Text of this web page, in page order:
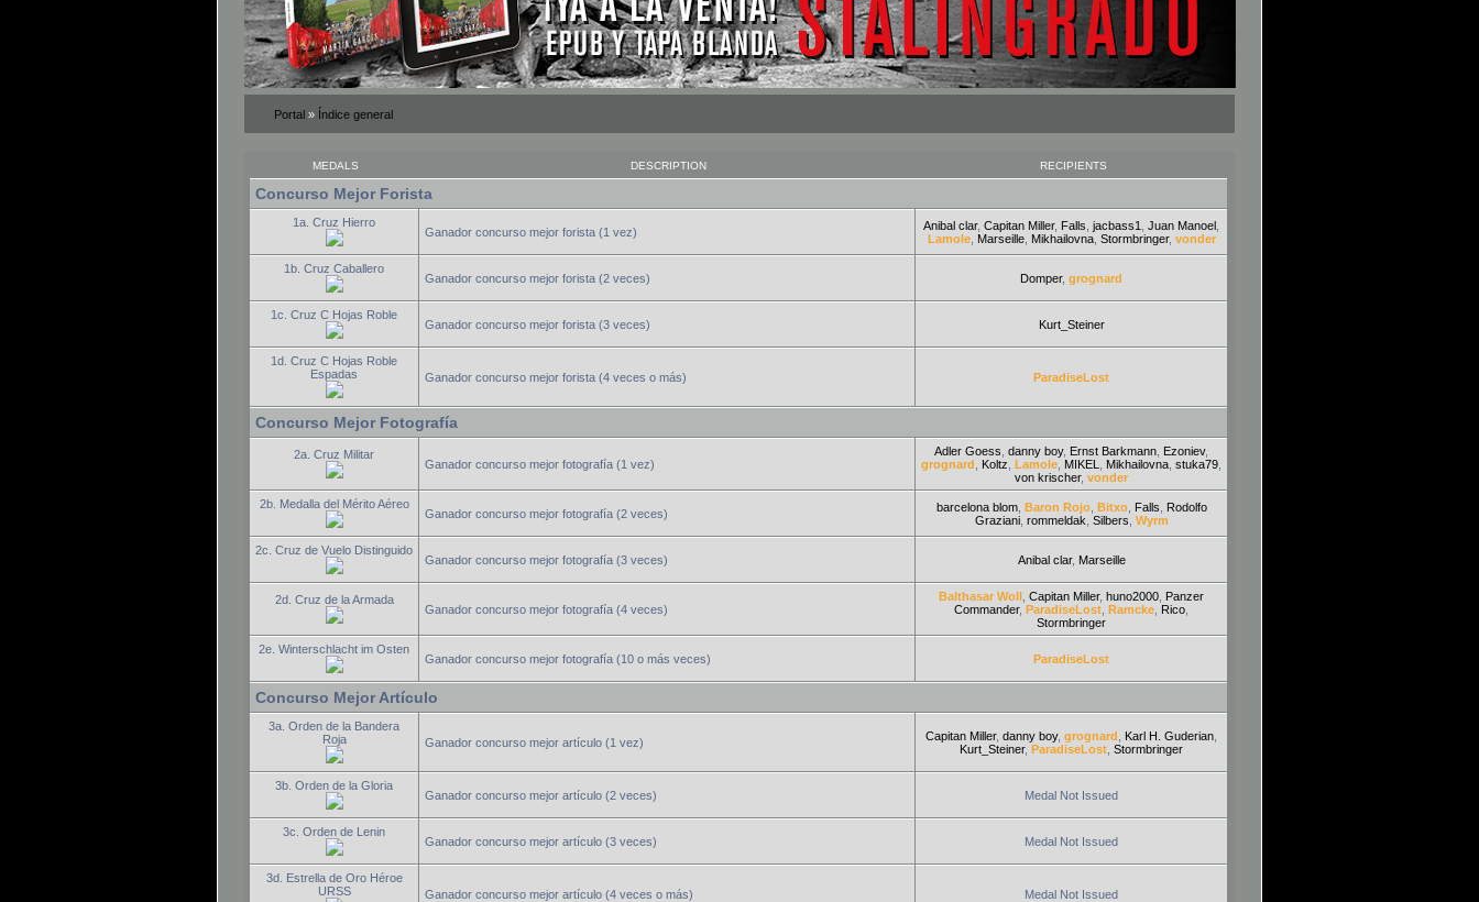
Portal » Índice general
MEDALS DESCRIPTION RECIPIENTS
Concurso Mejor Forista
1a. Cruz Hierro
Ganador concurso mejor forista (1 vez) Anibal clar, Capitan Miller, Falls jacbass1 Juan Manoel
Lamole, Marseille, Mikhailovna, Stormbringer, vonder
1b. Cruz Caballero
Ganador concurso mejor forista (2 veces) Domper, grognard
1c. Cruz C Hojas Roble
Ganador concurso mejor forista (3 veces) Kurt_Steiner
1d. Cruz C Hojas Roble
Espadas
Ganador concurso mejor forista (4 veces o más) ParadiseLost
Concurso Mejor Fotografía
2a. Cruz Militar
Ganador concurso mejor fotografía (1 vez)
Adler Goess danny boy, Ernst Barkmann Ezoniev,
grognard
Koltz Lamole MIKEL Mikhailovna stuka79
von krischer, vonder
2b. Medalla del Mérito Aéreo
Ganador concurso mejor fotografía (2 veces) barcelona blom, Baron Rojo, Bitxo, Falls
Rodolfo
Graziani, rommeldak Silbers Wyrm
2c. Cruz de Vuelo Distinguido
Ganador concurso mejor fotografía (3 veces) Anibal clar, Marseille
2d. Cruz de la Armada
Ganador concurso mejor fotografía (4 veces)
Balthasar Woll Capitan Miller, huno2000 Panzer
Commander, ParadiseLost Ramcke Rico
Stormbringer
2e. Winterschlacht im Osten
Ganador concurso mejor fotografía (10 o más veces) ParadiseLost
Concurso Mejor Artículo
3a. Orden de la Bandera
Roja
Ganador concurso mejor artículo (1 vez) Capitan Miller, danny boy, grognard Karl H. Guderian
Kurt_Steiner, ParadiseLost Stormbringer
3b. Orden de la Gloria
Ganador concurso mejor artículo (2 veces) Medal Not Issued
3c. Orden de Lenin
Ganador concurso mejor artículo (3 veces) Medal Not Issued
3d. Estrella de Oro Héroe
URSS
Ganador concurso mejor artículo (4 veces o más) Medal Not Issued